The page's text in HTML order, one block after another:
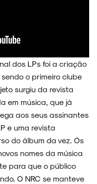
dos LPs foi a criação
o primeiro clube
surgiu da revista
em música, que já
aos seus assinantes
e uma revista
do álbum da vez. Os
nomes da música
para que o público
O NRC se manteve